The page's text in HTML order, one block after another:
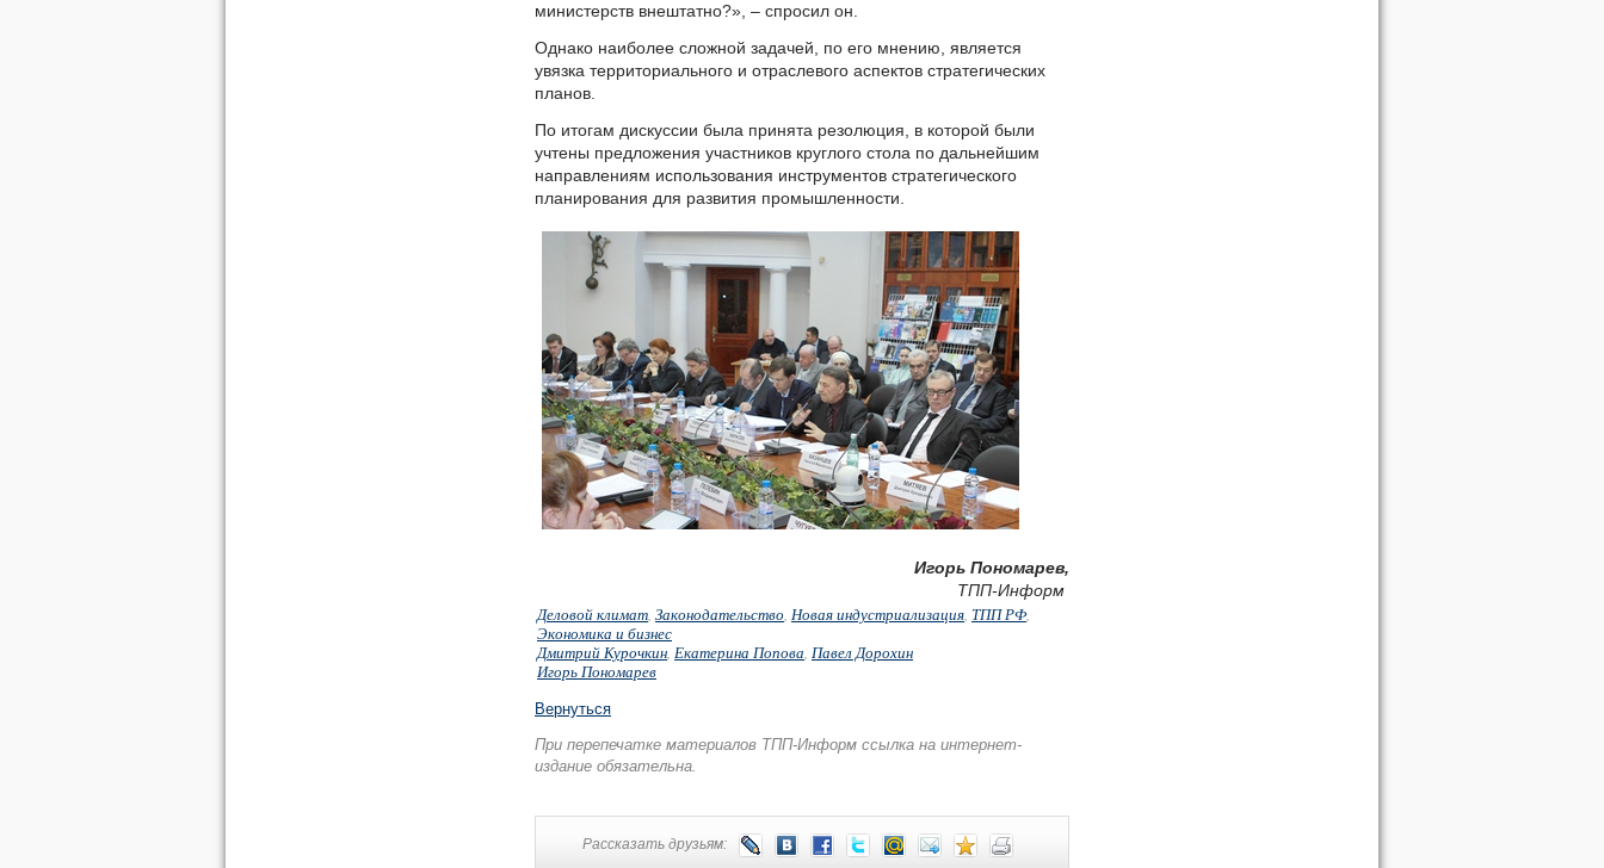
министерств внештатно?», – спросил он.
Однако наиболее сложной задачей, по его мнению, является
увязка территориального и отраслевого аспектов стратегических
планов.
По итогам дискуссии была принята резолюция, в которой были
учтены предложения участников круглого стола по дальнейшим
направлениям использования инструментов стратегического
планирования для развития промышленности.
Игорь Пономарев,
ТПП-Информ
Деловой климат, Законодательство, Новая индустриализация, ТПП РФ,
Экономика и бизнес
Дмитрий Курочкин, Екатерина Попова, Павел Дорохин
Игорь Пономарев
Вернуться
При перепечатке материалов ТПП-Информ ссылка на интернет-
издание обязательна.
Рассказать друзьям: